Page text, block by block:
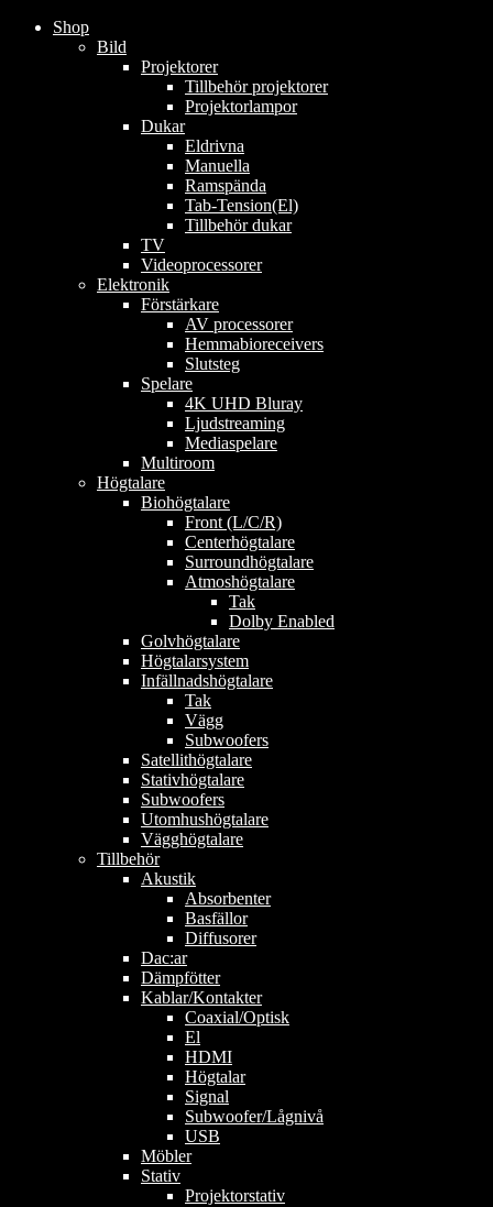
Shop
Bild
Projektorer
Tillbehör projektorer
Projektorlampor
Dukar
Eldrivna
Manuella
Ramspända
Tab-Tension(El)
Tillbehör dukar
TV
Videoprocessorer
Elektronik
Förstärkare
AV processorer
Hemmabioreceivers
Slutsteg
Spelare
4K UHD Bluray
Ljudstreaming
Mediaspelare
Multiroom
Högtalare
Biohögtalare
Front (L/C/R)
Centerhögtalare
Surroundhögtalare
Atmoshögtalare
Tak
Dolby Enabled
Golvhögtalare
Högtalarsystem
Infällnadshögtalare
Tak
Vägg
Subwoofers
Satellithögtalare
Stativhögtalare
Subwoofers
Utomhushögtalare
Vägghögtalare
Tillbehör
Akustik
Absorbenter
Basfällor
Diffusorer
Dac:ar
Dämpfötter
Kablar/Kontakter
Coaxial/Optisk
El
HDMI
Högtalar
Signal
Subwoofer/Lågnivå
USB
Möbler
Stativ
Projektorstativ